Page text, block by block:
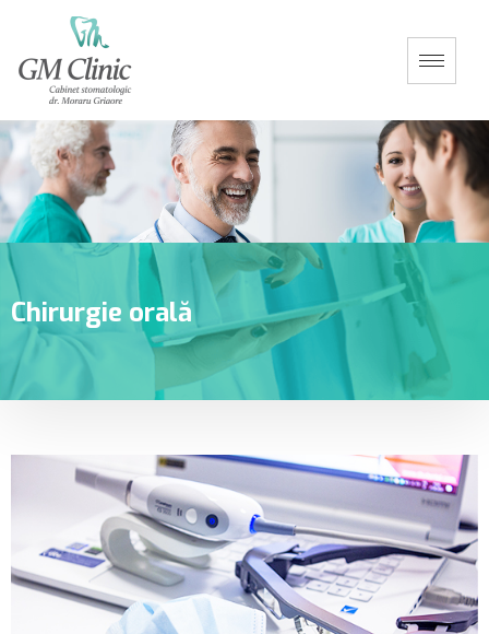
Chirurgie orală